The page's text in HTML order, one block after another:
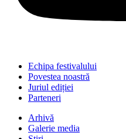
Echipa festivalului
Povestea noastră
Juriul ediției
Parteneri
Arhivă
Galerie media